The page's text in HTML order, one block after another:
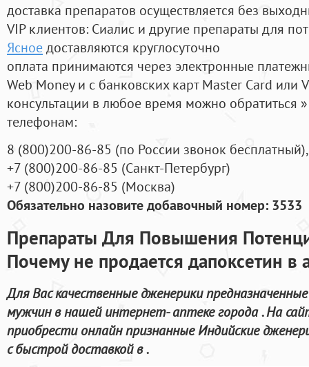
доставка препаратов осуществляется без
VIP клиентов: Сиалис и другие препараты для
Ясноедоставляются круглосуточно
оплата принимаются через электронные
Web Money и с банковских карт Master Card или
консультации в любое время можно обратиться
телефонам:
8 (800)200-86-85 (по России звонок бесплатный),
+7 (800)200-86-85 (Санкт-Петербург)
+7 (800)200-86-85 (Москва)
Обязательно назовите добавочный номер: 3533
Препараты Для Повышения
Почему не продается дапоксетин в
Для Вас качественные дженерики
мужчин в нашей интернет- аптеке города . На
приобрести онлайн признанные Индийские
с быстрой доставкой в .